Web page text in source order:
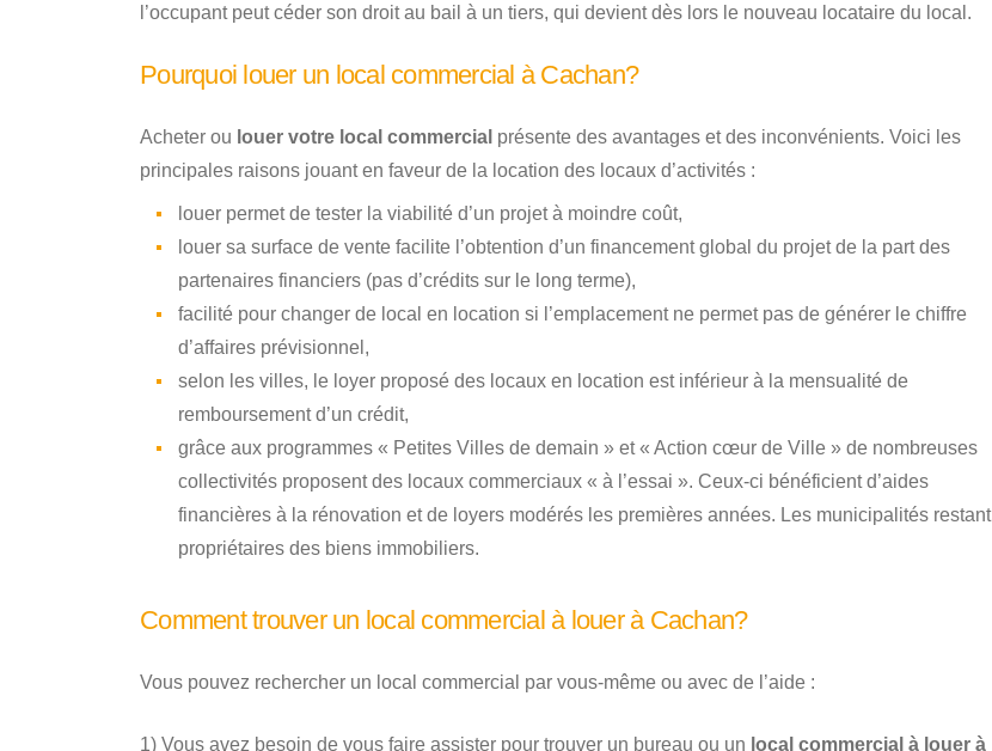
l’occupant peut céder son droit au bail à un tiers, qui devient dès lors le nouveau locataire du local.
Pourquoi louer un local commercial à Cachan?
Acheter ou louer votre local commercial présente des avantages et des inconvénients. Voici les
principales raisons jouant en faveur de la location des locaux d’activités :
louer permet de tester la viabilité d’un projet à moindre coût,
louer sa surface de vente facilite l’obtention d’un financement global du projet de la part des
partenaires financiers (pas d’crédits sur le long terme),
facilité pour changer de local en location si l’emplacement ne permet pas de générer le chiffre
d’affaires prévisionnel,
selon les villes, le loyer proposé des locaux en location est inférieur à la mensualité de
remboursement d’un crédit,
grâce aux programmes « Petites Villes de demain » et « Action cœur de Ville » de nombreuses
collectivités proposent des locaux commerciaux « à l’essai ». Ceux-ci bénéficient d’aides
financières à la rénovation et de loyers modérés les premières années. Les municipalités restant
propriétaires des biens immobiliers.
Comment trouver un local commercial à louer à Cachan?
Vous pouvez rechercher un local commercial par vous-même ou avec de l’aide :
1) Vous avez besoin de vous faire assister pour trouver un bureau ou un local commercial à louer à